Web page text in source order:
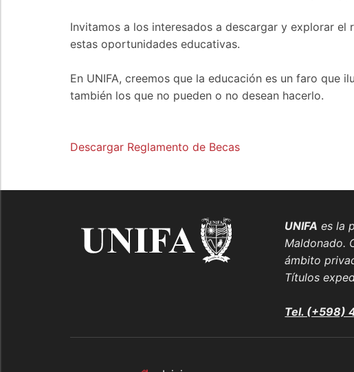
Invitamos a los interesados a descargar y explorar
estas oportunidades educativas.
En UNIFA, creemos que la educación es un faro que
también los que no pueden o no desean hacerlo.
Descargar Reglamento de Becas
UNIFA es la
Maldonado.
ámbito
Títulos
Tel. (+598)